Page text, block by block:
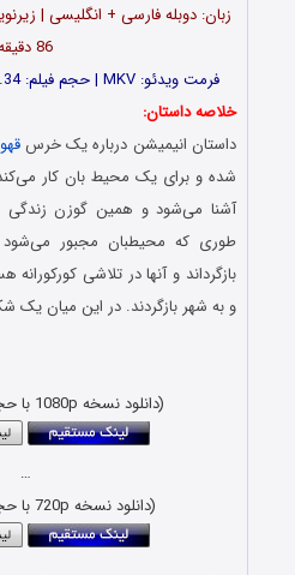
زبان: دوبله فارسی + انگلیسی |
86 دقیقه
فرمت ویدئو: MKV | حجم فیلم: 1.34 گیگابایت + 629 مگابایت
خلاصه داستان:
داستان انیمیشن درباره یک خرس
شده و برای یک محیط بان کار
آشنا می‌شود و همین گوزن زندگی
طوری که محیطبان مجبور
بازگرداند و آنها در تلاشی
و به شهر بازگردند. در این میان یک
(دانلود نسخه 1080p با حجم 1.34 گیگابایت)
…
(دانلود نسخه 720p با حجم 629 مگابایت)